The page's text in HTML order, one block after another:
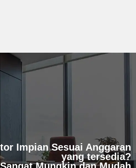
Impian Sesuai Anggaran
yang tersedia?
Sangat Mungkin dan Mudah